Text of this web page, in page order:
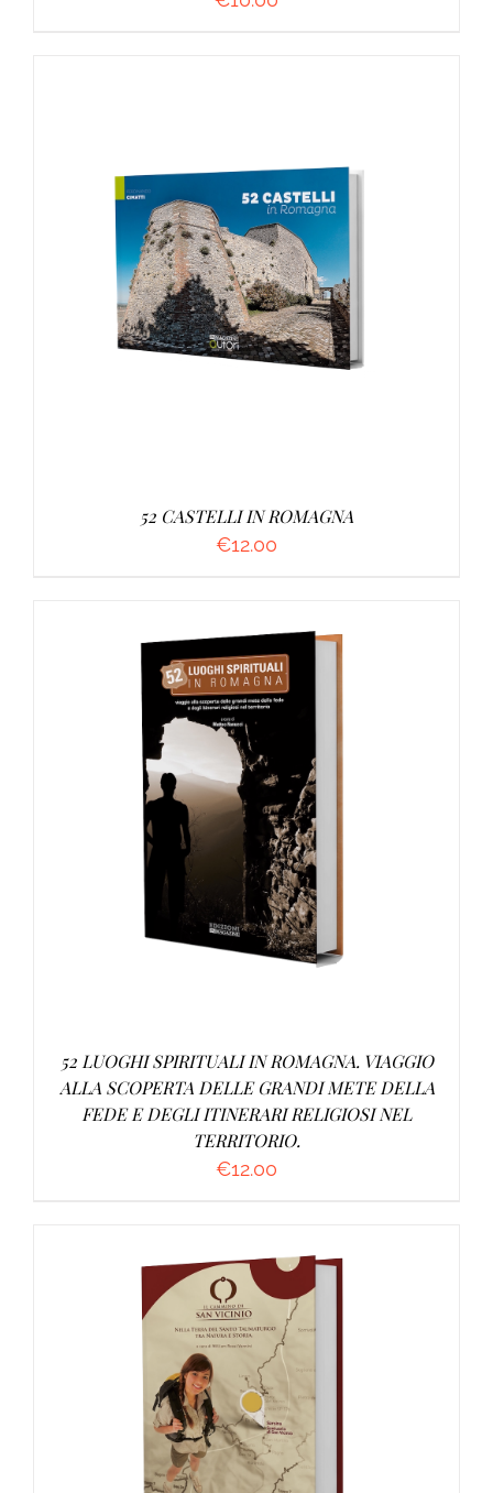
AGGIUNGI AL CARRELLO / DETTAGLI
52 CASTELLI IN ROMAGNA
€12.00
AGGIUNGI AL CARRELLO /
52 LUOGHI SPIRITUALI IN ROMAGNA. VIAGGIO
ALLA SCOPERTA DELLE GRANDI METE DELLA
FEDE E DEGLI ITINERARI RELIGIOSI NEL
TERRITORIO.
€12.00
AGGIUNGI AL CARRELLO /